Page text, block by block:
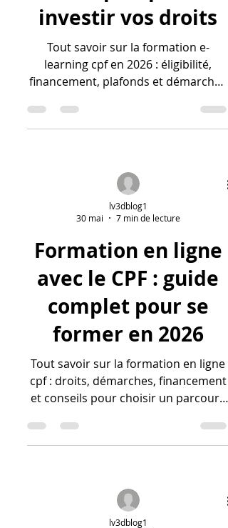
investir vos droits
Tout savoir sur la formation e-
learning cpf en 2026 : éligibilité,
financement, plafonds et démarches
lv3dblog1
30 mai
7 min de lecture
Formation en ligne
avec le CPF : guide
complet pour se
former en 2026
Tout savoir sur la formation en ligne
cpf : droits, démarches, financement
et conseils pour choisir un parcours
lv3dblog1